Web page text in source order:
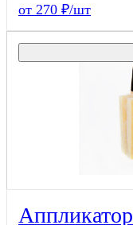
от 270 ₽/шт